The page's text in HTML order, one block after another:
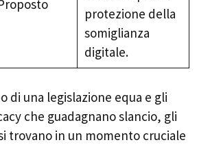
protezione della
somiglianza
digitale.
di una legislazione equa e gli
che guadagnano slancio, gli
trovano in un momento cruciale